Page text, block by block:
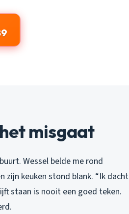
misgaat
Wessel belde me rond
keuken stond blank. “Ik dacht
staan is nooit een goed teken.